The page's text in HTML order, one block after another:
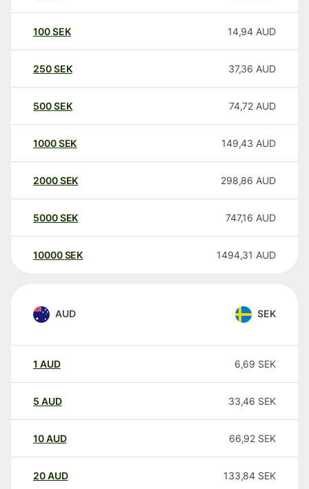
100SEK 14,94 AUD
250SEK 37,36 AUD
500SEK 74,72 AUD
1000SEK 149,43 AUD
2000SEK 298,86 AUD
5000SEK 747,16 AUD
10000 SEK 1494,31 AUD
AUD SEK
1 AUD 6,69 SEK
5 AUD 33,46 SEK
10AUD 66,92 SEK
20AUD 133,84 SEK